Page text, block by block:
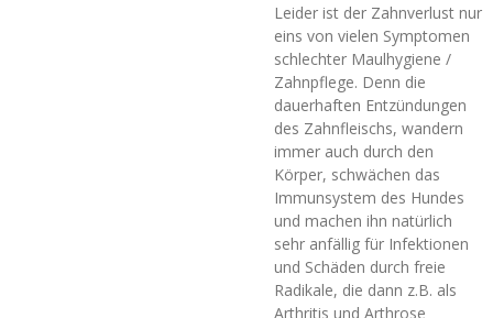
Leider ist der Zahnverlust nur
eins von vielen Symptomen
schlechter Maulhygiene /
Zahnpflege. Denn die
dauerhaften Entzündungen
des Zahnfleischs, wandern
immer auch durch den
Körper, schwächen das
Immunsystem des Hundes
und machen ihn natürlich
sehr anfällig für Infektionen
und Schäden durch freie
Radikale, die dann z.B. als
Arthritis und Arthrose